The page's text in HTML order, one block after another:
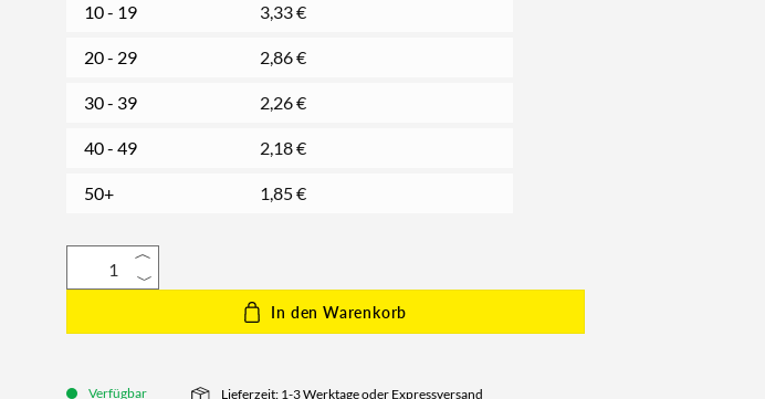
10 - 19 3,33€
20 - 29 2,86€
30 - 39 2,26€
40 - 49 2,18€
50+ 1,85€
In den Warenkorb
Verfügbar Lieferzeit: 1-3 Werktage oder Expressversand